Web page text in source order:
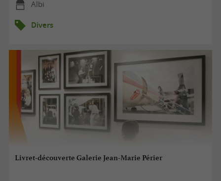
Albi
Divers
Livret-découverte Galerie Jean-Marie Périer